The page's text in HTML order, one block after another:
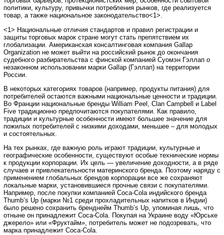
политики, культуру, привычки потребления рынков, где реализуется
товар, а также национальное законодательство<1>.
<1> Национальные отличия стандартов и правил регистрации и
защиты торговых марок стране могут стать препятствием их
глобализации. Американская консалтинговая компания Gallap
Organization не может выйти на российский рынок до окончания
судебного разбирательства с финской компанией Суомэн Гэллап о
незаконном использовании марки Gallap (Гэллап) на территории
России.
В некоторых категориях товаров (например, продукты питания) для
потребителей остаются важными национальные ценности и традиции.
Во Франции национальные бренды William Peel, Clan Campbell и Label
Five традиционно предпочитаются покупателями. Как правило,
традиции и культурные особенности имеют большее значение для
пожилых потребителей с низкими доходами, меньшее – для молодых
и состоятельных.
На тех рынках, где важную роль играют традиции, культурные и
географические особенности, существуют особые технические нормы
к продукции корпорации. Их цель — увеличение доходности, а в ряде
случаев и привлекательности материнского бренда. Поэтому наряду с
применением глобальных брендов корпорации все же сохраняют
локальные марки, установившиеся прочные связи с покупателями.
Например, после покупки компанией Coca-Cola индийского бренда
Thumb’s Up (марки №1 среди прохладительных напитков в Индии)
было решено сохранить бренднейм Thumb’s Up, упоминая лишь, что
отныне он принадлежит Coca-Cola. Покупая на Украине воду «Юрське
джерело» или «Фруктайм», потребитель может не подозревать, что
марка принадлежит Coca-Cola.